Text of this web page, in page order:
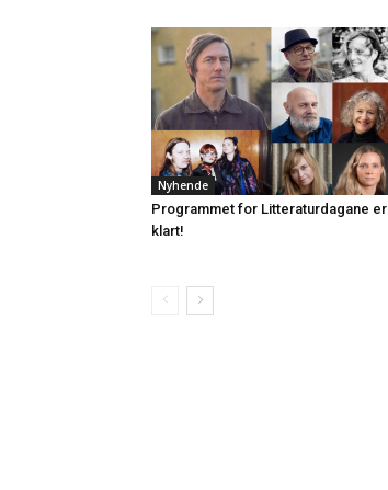
Nyhende
Programmet for Litteraturdagane er
klart!